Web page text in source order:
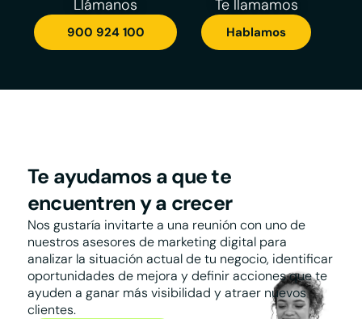
Llámanos
900 924 100
Te llamamos
Hablamos
Te ayudamos a que te
encuentren y a crecer
Nos gustaría invitarte a una reunión con uno de
nuestros asesores de marketing digital para
analizar la situación actual de tu negocio, identificar
oportunidades de mejora y definir acciones que te
ayuden a ganar más visibilidad y atraer nuevos
clientes.